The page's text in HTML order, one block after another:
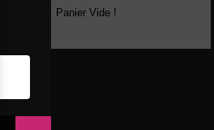
Panier Vide !